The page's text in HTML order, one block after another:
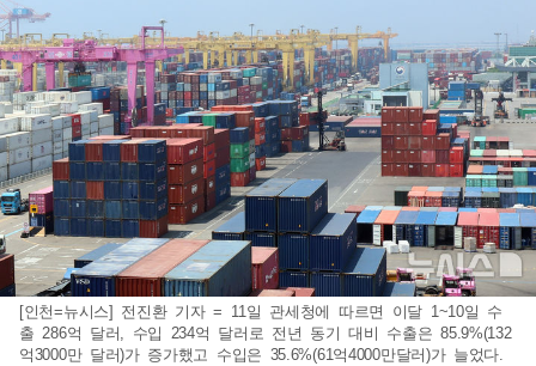
[인천=뉴시스] 전진환 기자 = 11일 관세청에 따르면 이달 1~10일 수
출 286억 달러, 수입 234억 달러로 전년 동기 대비 수출은 85.9%(132
억3000만 달러)가 증가했고 수입은 35.6%(61억4000만달러)가 늘었다.